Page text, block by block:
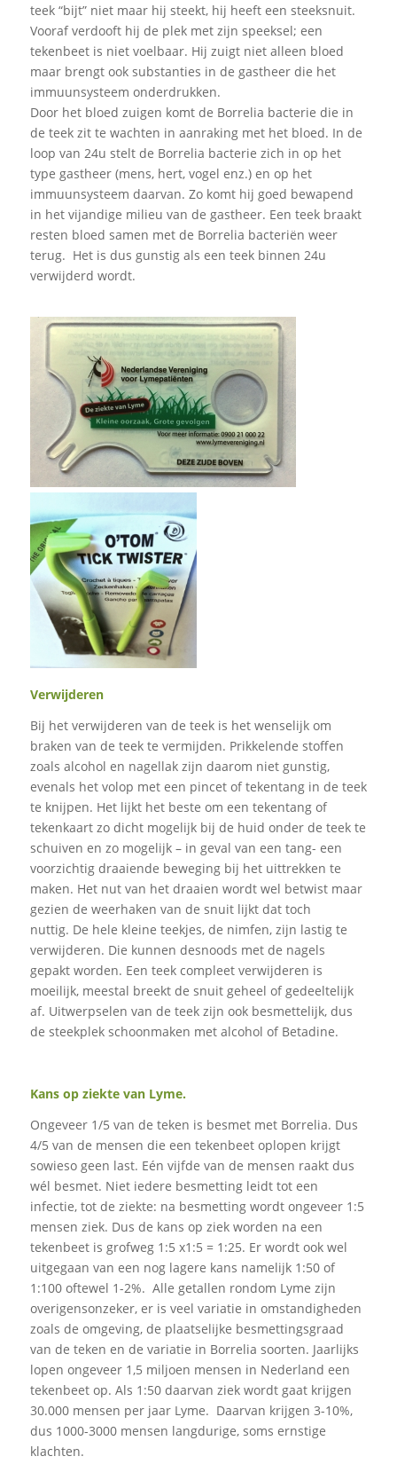
teek “bijt” niet maar hij steekt, hij heeft een steeksnuit.
Vooraf verdooft hij de plek met zijn speeksel; een
tekenbeet is niet voelbaar. Hij zuigt niet alleen bloed
maar brengt ook substanties in de gastheer die het
immuunsysteem onderdrukken.
Door het bloed zuigen komt de Borrelia bacterie die in
de teek zit te wachten in aanraking met het bloed. In de
loop van 24u stelt de Borrelia bacterie zich in op het
type gastheer (mens, hert, vogel enz.) en op het
immuunsysteem daarvan. Zo komt hij goed bewapend
in het vijandige milieu van de gastheer. Een teek braakt
resten bloed samen met de Borrelia bacteriën weer
terug. Het is dus gunstig als een teek binnen 24u
verwijderd wordt.
Verwijderen
Bij het verwijderen van de teek is het wenselijk om
braken van de teek te vermijden. Prikkelende stoffen
zoals alcohol en nagellak zijn daarom niet gunstig,
evenals het volop met een pincet of tekentang in de teek
te knijpen. Het lijkt het beste om een tekentang of
tekenkaart zo dicht mogelijk bij de huid onder de teek te
schuiven en zo mogelijk – in geval van een tang- een
voorzichtig draaiende beweging bij het uittrekken te
maken. Het nut van het draaien wordt wel betwist maar
gezien de weerhaken van de snuit lijkt dat toch
nuttig. De hele kleine teekjes, de nimfen, zijn lastig te
verwijderen. Die kunnen desnoods met de nagels
gepakt worden. Een teek compleet verwijderen is
moeilijk, meestal breekt de snuit geheel of gedeeltelijk
af. Uitwerpselen van de teek zijn ook besmettelijk, dus
de steekplek schoonmaken met alcohol of Betadine.
Kans op ziekte van Lyme.
Ongeveer 1/5 van de teken is besmet met Borrelia. Dus
4/5 van de mensen die een tekenbeet oplopen krijgt
sowieso geen last. Eén vijfde van de mensen raakt dus
wél besmet. Niet iedere besmetting leidt tot een
infectie, tot de ziekte: na besmetting wordt ongeveer 1:5
mensen ziek. Dus de kans op ziek worden na een
tekenbeet is grofweg 1:5 x1:5 = 1:25. Er wordt ook wel
uitgegaan van een nog lagere kans namelijk 1:50 of
1:100 oftewel 1-2%. Alle getallen rondom Lyme zijn
overigensonzeker, er is veel variatie in omstandigheden
zoals de omgeving, de plaatselijke besmettingsgraad
van de teken en de variatie in Borrelia soorten. Jaarlijks
lopen ongeveer 1,5 miljoen mensen in Nederland een
tekenbeet op. Als 1:50 daarvan ziek wordt gaat krijgen
30.000 mensen per jaar Lyme. Daarvan krijgen 3-10%,
dus 1000-3000 mensen langdurige, soms ernstige
klachten.